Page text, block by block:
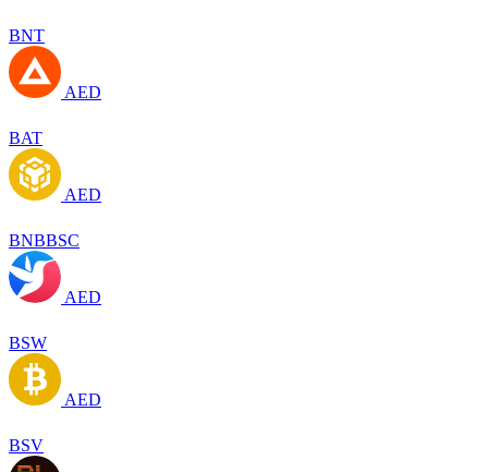
BNT
AED
BAT
AED
BNBBSC
AED
BSW
AED
BSV